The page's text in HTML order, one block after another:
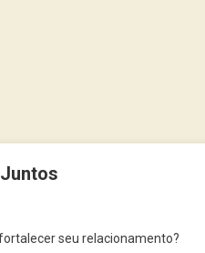
seu relacionamento?